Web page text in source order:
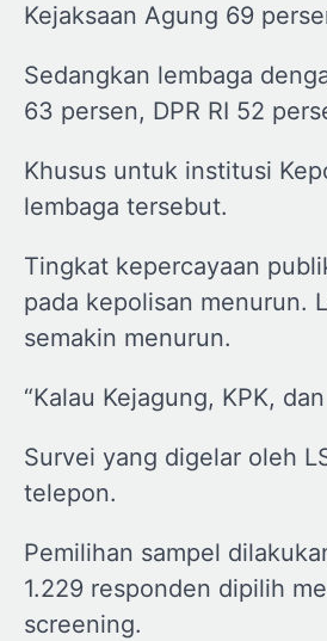
Kejaksaan Agung 69
Sedangkan lembaga
63 persen, DPR RI 52
Khusus untuk institusi
lembaga tersebut.
Tingkat kepercayaan
pada kepolisan menurun.
semakin menurun.
“Kalau Kejagung, KPK,
Survei yang digelar oleh
telepon.
Pemilihan sampel
1.229 responden dipilih
screening.